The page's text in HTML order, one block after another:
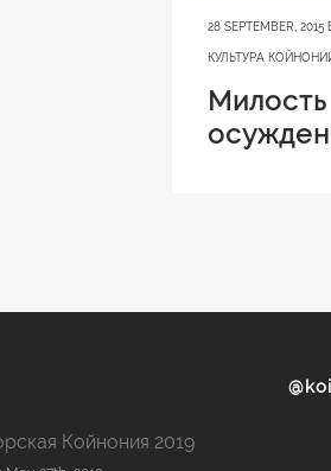
28 SEPTEMBER, 2015
КУЛЬТУРА
Койнония 2019